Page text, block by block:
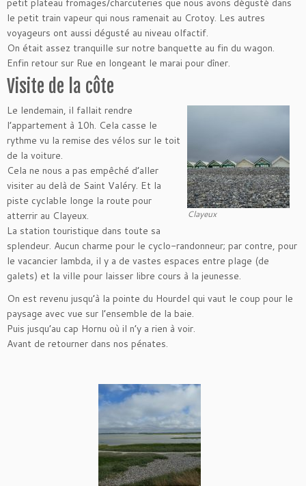
petit plateau fromages/charcuteries que nous avons dégusté dans
le petit train vapeur qui nous ramenait au Crotoy. Les autres
voyageurs ont aussi dégusté au niveau olfactif.
On était assez tranquille sur notre banquette au fin du wagon.
Enfin retour sur Rue en longeant le marai pour dîner.
Visite de la côte
Clayeux
Le lendemain, il fallait rendre
l’appartement à 10h. Cela casse le
rythme vu la remise des vélos sur le toit
de la voiture.
Cela ne nous a pas empêché d’aller
visiter au delà de Saint Valéry. Et la
piste cyclable longe la route pour
atterrir au Clayeux.
La station touristique dans toute sa
splendeur. Aucun charme pour le cyclo-randonneur; par contre, pour
le vacancier lambda, il y a de vastes espaces entre plage (de
galets) et la ville pour laisser libre cours à la jeunesse.
On est revenu jusqu’à la pointe du Hourdel qui vaut le coup pour le
paysage avec vue sur l’ensemble de la baie.
Puis jusqu’au cap Hornu où il n’y a rien à voir.
Avant de retourner dans nos pénates.